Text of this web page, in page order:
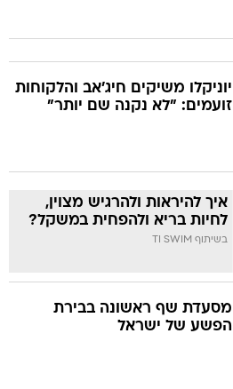
יוניקלו משיקים חיג'אב והלקוחות
זועמים: "לא נקנה שם יותר"
איך להיראות ולהרגיש מצוין,
לחיות בריא ולהפחית במשקל?
בשיתוף TI SWIM
מסעדת שף ראשונה בבירת
הפשע של ישראל